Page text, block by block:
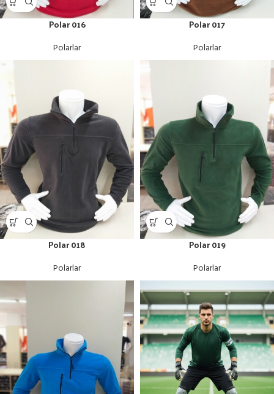
Polar 016
Polarlar
Polar 017
Polarlar
Polar 018
Polarlar
Polar 019
Polarlar